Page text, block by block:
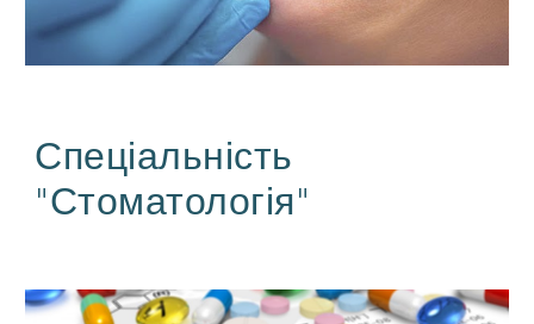
Спеціальність
"Стоматологія"